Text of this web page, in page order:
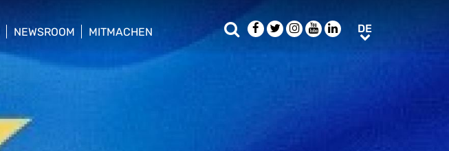
NEWSROOM
show/hide sub menu
MITMACHEN
show/hide sub menu
SucheFacebook
TwitterInstagram
YoutubeLinkedIn
DEDE